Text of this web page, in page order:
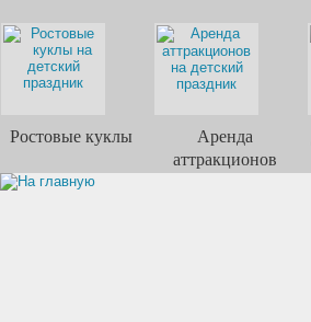
Ростовые куклы
Аренда
аттракционов